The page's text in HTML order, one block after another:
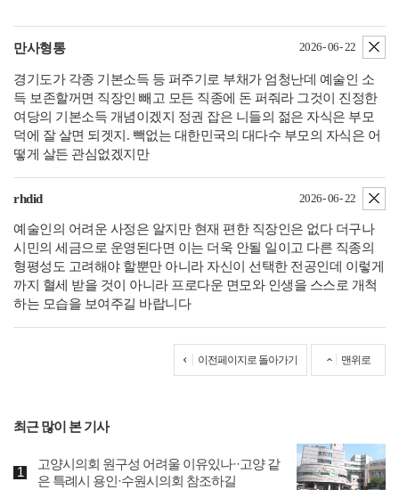
만사형통 2026- 06- 22
경기도가 각종 기본소득 등 퍼주기로 부채가 엄청난데 예술인 소
득 보존할꺼면 직장인 빼고 모든 직종에 돈 퍼줘라 그것이 진정한
여당의 기본소득 개념이겠지 정권 잡은 니들의 젊은 자식은 부모
덕에 잘 살면 되겟지. 빽없는 대한민국의 대다수 부모의 자식은 어
떻게 살든 관심없겠지만
rhdid 2026- 06- 22
예술인의 어려운 사정은 알지만 현재 편한 직장인은 없다 더구나
시민의 세금으로 운영된다면 이는 더욱 안될 일이고 다른 직종의
형평성도 고려해야 할뿐만 아니라 자신이 선택한 전공인데 이렇게
까지 혈세 받을 것이 아니라 프로다운 면모와 인생을 스스로 개척
하는 모습을 보여주길 바랍니다
이전페이지로 돌아가기 맨위로
최근 많이 본 기사
고양시의회 원구성 어려울 이유있나··고양 같
은 특례시 용인·수원시의회 참조하길